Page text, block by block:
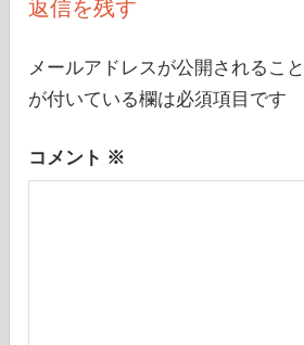
ー
シ
ョ
ン
返信を残す
メールアドレスが公開されるこ
が付いている欄は必須項目です
コメント ※